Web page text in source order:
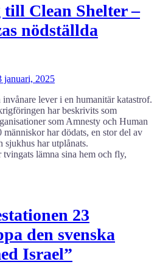
Clean Shelter –
nödställda
januari, 2025
lever i en humanitär katastrof.
har beskrivits som
som Amnesty och Human
har dödats, en stor del av
sjukhus har utplånats.
lämna sina hem och fly,
23
den svenska
Israel”